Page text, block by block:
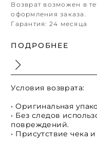
Возврат возможен в
оформления заказа.
Гарантия: 24 месяца
ПОДРОБНЕЕ
Условия возврата:
• Оригинальная
• Без следов
повреждений.
• Присутствие чека